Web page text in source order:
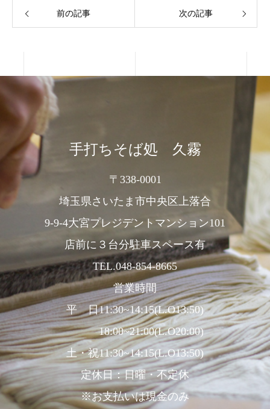
前の記事 次の記事
手打ちそば処 久霧
〒338-0001
埼玉県さいたま市中央区上落合
9-9-4大宮プレジデントマンション101
店前に３台分駐車スペース有
TEL.048-854-8665
営業時間
平 日11:30~14:15(L.O13:50)
18:00~21:00(L.O20:00)
土・祝11:30~14:15(L.O13:50)
定休日：日曜・不定休
※お支払いは現金のみ